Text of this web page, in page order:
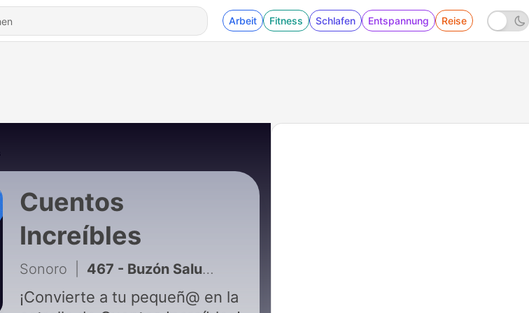
Arbeit Fitness Schlafen Entspannung Reise
Cuentos
Increíbles
Sonoro 467 - Buzón Saludos Increíbles
¡Convierte a tu pequeñ@ en la